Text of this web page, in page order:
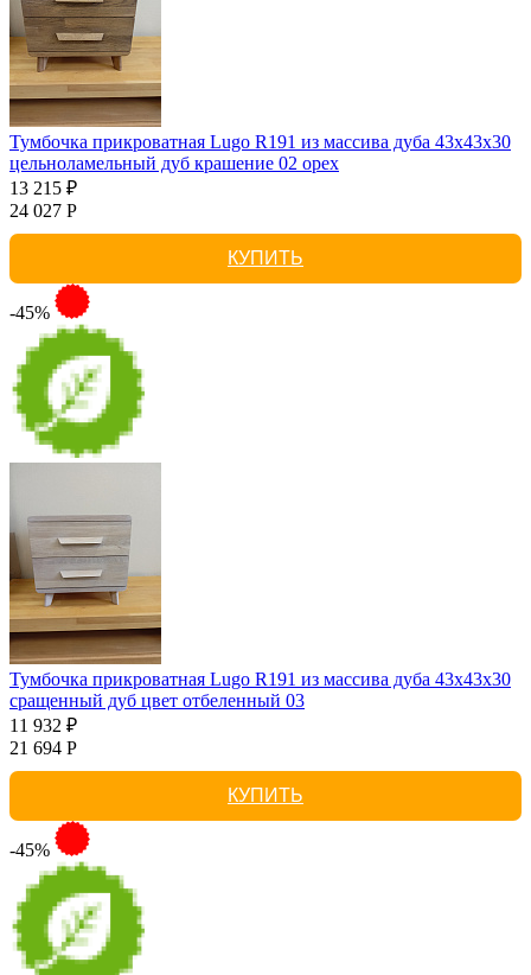
Тумбочка прикроватная Lugo R191 из массива дуба 43х43х30
цельноламельный дуб крашение 02 орех
13 215 ₽
24 027 Р
КУПИТЬ
-45%
Тумбочка прикроватная Lugo R191 из массива дуба 43х43х30
сращенный дуб цвет отбеленный 03
11 932 ₽
21 694 Р
КУПИТЬ
-45%